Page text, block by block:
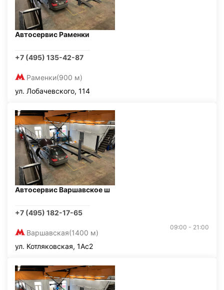
Автосервис Раменки
+7 (495) 135-42-87
Раменки(900 м)
ул. Лобачевского, 114
Автосервис Варшавское ш
+7 (495) 182-17-65
Варшавская(1400 м)
09:00 - 21:00
ул. Котляковская, 1Ас2